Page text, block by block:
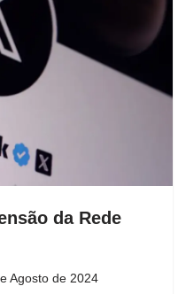
da Rede
Agosto de 2024